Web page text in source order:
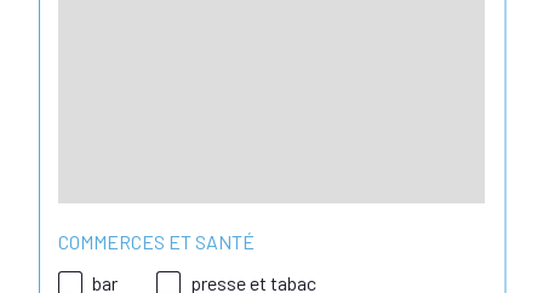
COMMERCES ET SANTÉ
bar
presse et tabac